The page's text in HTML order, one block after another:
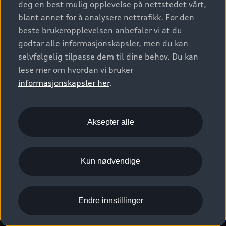
S/RS
Konseptbiler og prototyper
Prislister
Leasing
Bilgarantier
Audi Forsikring
Verkstedtjenester
Functions on demand
Kom i gang med myAudi
Kundeservice
Nyhetsbrev
Presse
Karriere
Bli sertifisert merkeverksted
Autoretur
Åpenhetsloven
© 2026 AUDI NORGE. All Rights Reserved.
Imprint Ansvarserklæring
Personvern
Informasjonskapsler (cookies)
Juridisk informasjon AUDI AG
deg en best mulig opplevelse på nettstedet vårt,
blant annet for å analysere nettrafikk. For den
beste brukeropplevelsen anbefaler vi at du
godtar alle informasjonskapsler, men du kan
selvfølgelig tilpasse dem til dine behov. Du kan
lese mer om hvordan vi bruker
informasjonskapsler her.
Aksepter alle
Kun nødvendige
Endre innstillinger